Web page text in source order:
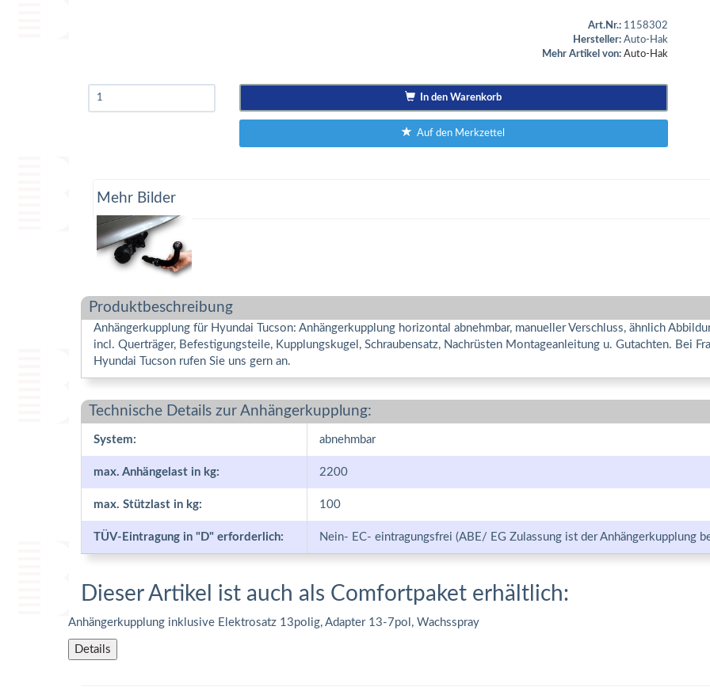
Art.Nr.: 1158302
Hersteller: Auto-Hak
Mehr Artikel von: Auto-Hak
In den Warenkorb
Auf den Merkzettel
Mehr Bilder
Produktbeschreibung
Anhängerkupplung für Hyundai Tucson: Anhängerkupplung horizontal abnehmbar, manueller Verschluss, ähnlich
incl. Querträger, Befestigungsteile, Kupplungskugel, Schraubensatz, Nachrüsten Montageanleitung u. Gutachten. Bei
Hyundai Tucson rufen Sie uns gern an.
Technische Details zur Anhängerkupplung:
System: abnehmbar
max. Anhängelast in kg: 2200
max. Stützlast in kg: 100
TÜV-Eintragung in "D" erforderlich: Nein- EC- eintragungsfrei (ABE/ EG Zulassung ist der Anhängerkupplung
Dieser Artikel ist auch als Comfortpaket erhältlich:
Anhängerkupplung inklusive Elektrosatz 13polig, Adapter 13-7pol, Wachsspray
Details